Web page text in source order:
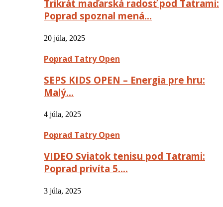
Trikrát maďarská radosť pod Tatrami:
Poprad spoznal mená…
20 júla, 2025
Poprad Tatry Open
SEPS KIDS OPEN – Energia pre hru:
Malý…
4 júla, 2025
Poprad Tatry Open
VIDEO Sviatok tenisu pod Tatrami:
Poprad privíta 5….
3 júla, 2025